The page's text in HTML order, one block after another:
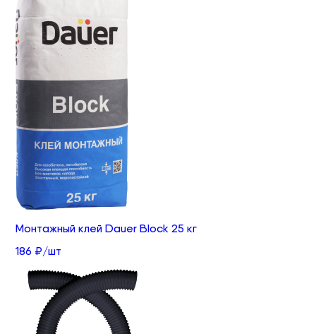
Монтажный клей Dauer Block 25 кг
186 ₽/шт